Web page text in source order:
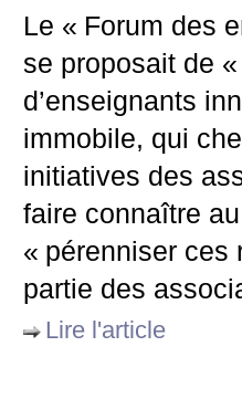
Le « Forum des
se proposait de «
d’enseignants
immobile, qui
initiatives des
faire connaître
« pérenniser ces
partie des
Lire l'article